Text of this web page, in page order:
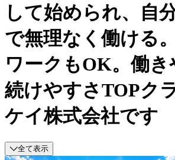
して始められ、自
で無理なく働ける
ワークもOK。働き
続けやすさTOPク
ケイ株式会社です
全て表示